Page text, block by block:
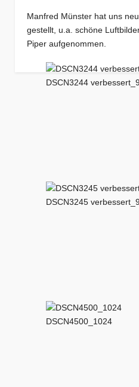
Manfred Münster hat uns
gestellt, u.a. schöne
Piper aufgenommen.
DSCN3244
DSCN3245
DSCN4500_1024